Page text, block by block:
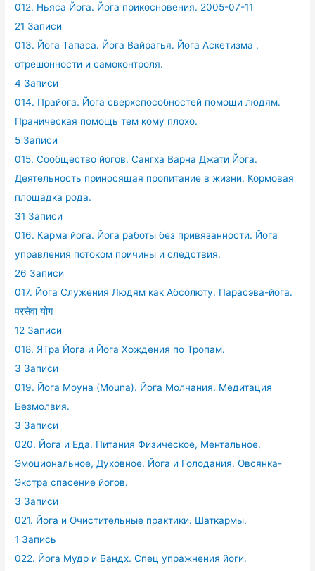
012. Ньяса Йога. Йога прикосновения. 2005-07-11
21 Записи
013. Йога Тапаса. Йога Вайрагья. Йога Аскетизма ,
отрешонности и самоконтроля.
4 Записи
014. Прайога. Йога сверхспособностей помощи людям.
Праническая помощь тем кому плохо.
5 Записи
015. Сообщество йогов. Сангха Варна Джати Йога.
Деятельность приносящая пропитание в жизни. Кормовая
площадка рода.
31 Записи
016. Карма йога. Йога работы без привязанности. Йога
управления потоком причины и следствия.
26 Записи
017. Йога Служения Людям как Абсолюту. Парасэва-йога.
परसेवा योग
12 Записи
018. ЯТра Йога и Йога Хождения по Тропам.
3 Записи
019. Йога Моуна (Mouna). Йога Молчания. Медитация
Безмолвия.
3 Записи
020. Йога и Еда. Питания Физическое, Ментальное,
Эмоциональное, Духовное. Йога и Голодания. Овсянка-
Экстра спасение йогов.
3 Записи
021. Йога и Очистительные практики. Шаткармы.
1 Запись
022. Йога Мудр и Бандх. Спец упражнения йоги.